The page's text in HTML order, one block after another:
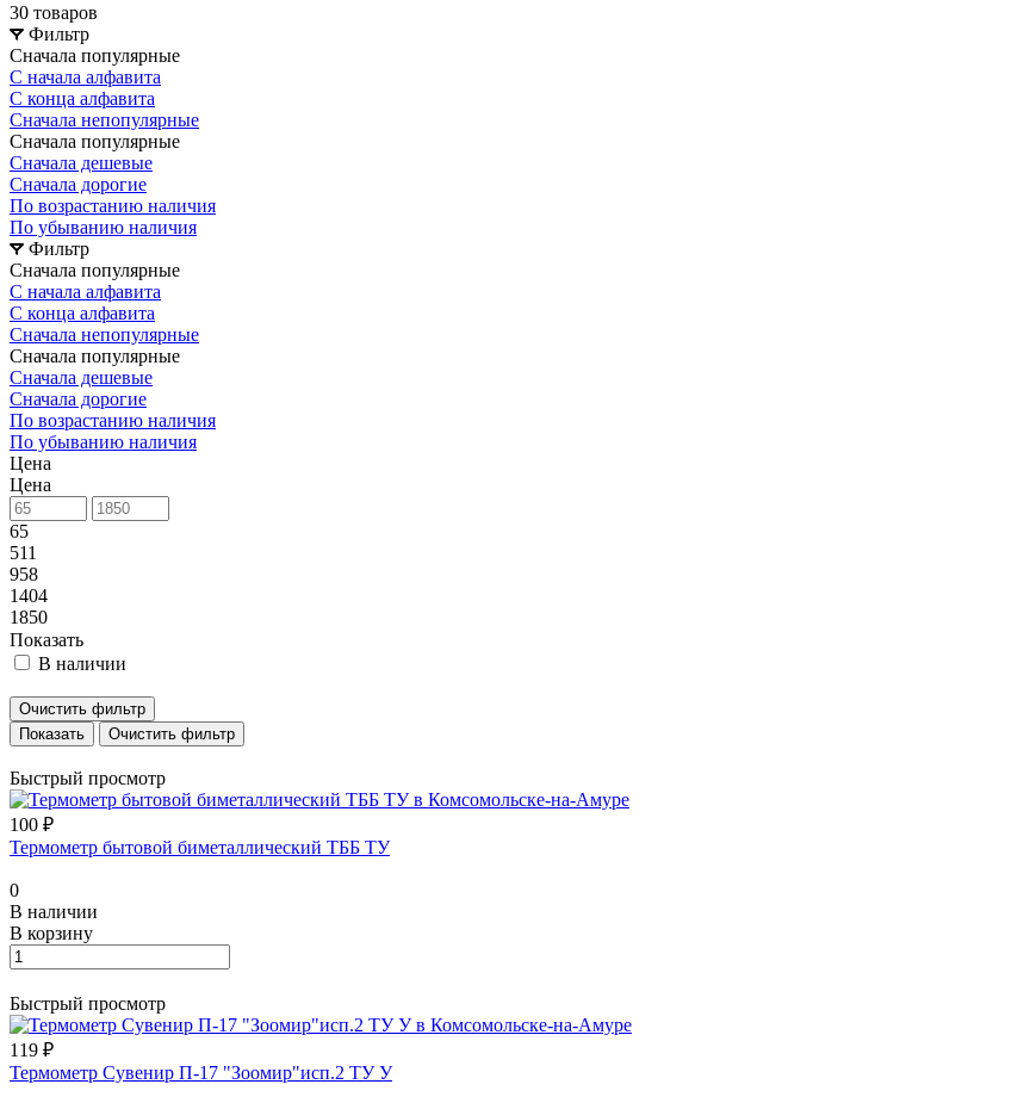
30 товаров
Фильтр
Сначала популярные
С начала алфавита
С конца алфавита
Сначала непопулярные
Сначала популярные
Сначала дешевые
Сначала дорогие
По возрастанию наличия
По убыванию наличия
Фильтр
Сначала популярные
С начала алфавита
С конца алфавита
Сначала непопулярные
Сначала популярные
Сначала дешевые
Сначала дорогие
По возрастанию наличия
По убыванию наличия
Цена
Цена
65
511
958
1404
1850
Показать
В наличии
Очистить фильтр
Очистить фильтр
Быстрый просмотр
100 ₽
Термометр бытовой биметаллический ТББ ТУ
0
В наличии
В корзину
Быстрый просмотр
119 ₽
Термометр Сувенир П-17 "Зоомир"исп.2 ТУ У